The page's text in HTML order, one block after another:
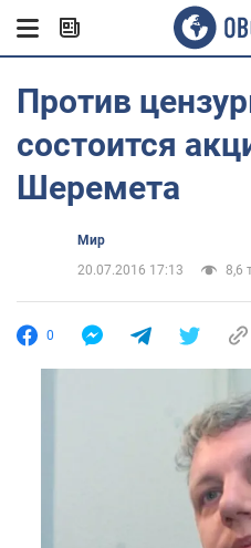
Против
состоится
Шеремета
Мир
20.07.2016 17:13
8,6
0